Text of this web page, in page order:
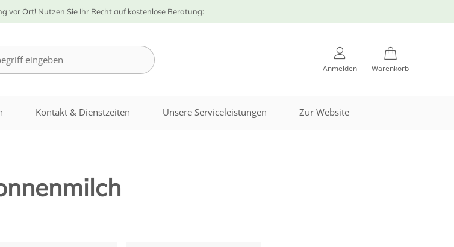
vor Ort! Nutzen Sie Ihr Recht auf kostenlose Beratung:
Anmelden Warenkorb
Kontakt & Dienstzeiten Unsere Serviceleistungen Zur Website